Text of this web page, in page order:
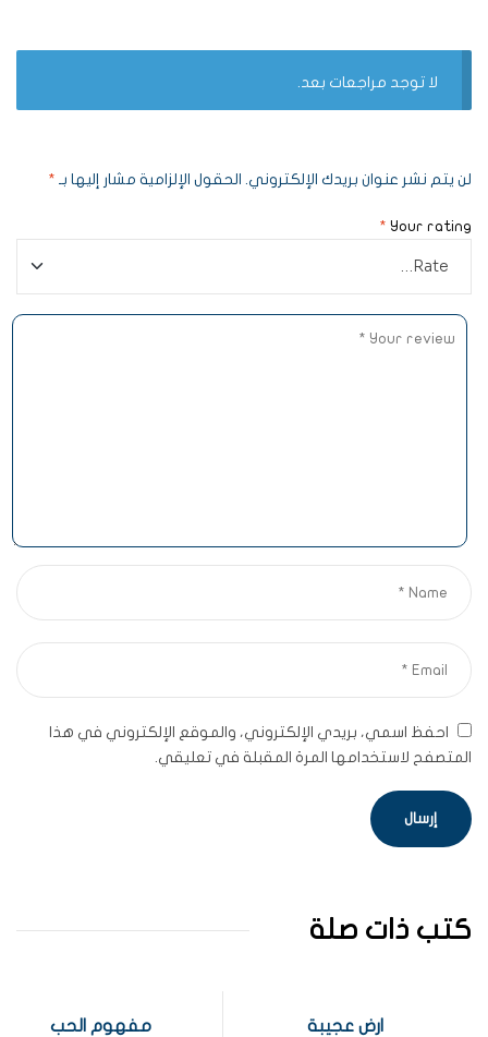
لا توجد مراجعات بعد.
لن يتم نشر عنوان بريدك الإلكتروني. الحقول الإلزامية مشار إليها بـ *
Your rating
*
احفظ اسمي، بريدي الإلكتروني، والموقع الإلكتروني في هذا
المتصفح لاستخدامها المرة المقبلة في تعليقي.
كتب ذات صلة
ارض عجيبة مفهوم الحب